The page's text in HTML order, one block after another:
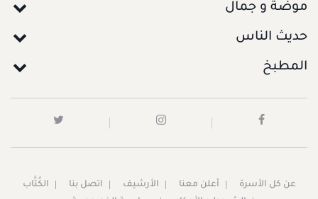
موضة و جمال
حديث الناس
المطبخ
عن كل الأسرة أعلن معنا الأرشيف اتصل بنا
الكُتَّاب